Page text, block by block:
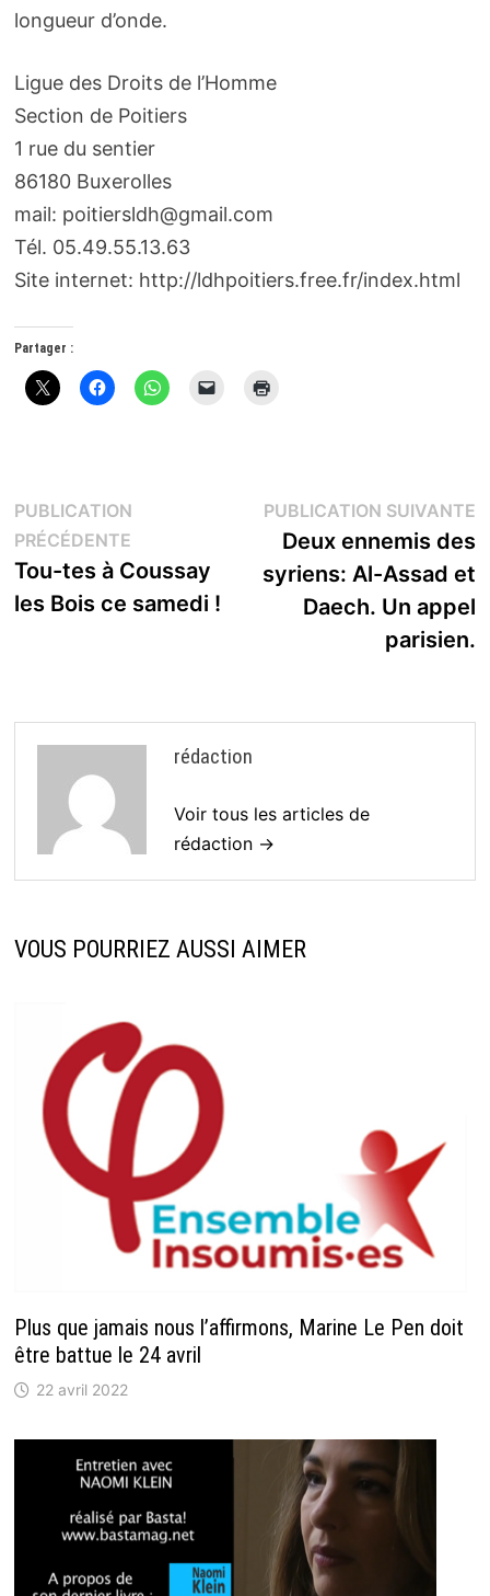
longueur d’onde.
Ligue des Droits de l’Homme
Section de Poitiers
1 rue du sentier
86180 Buxerolles
mail: poitiersldh@gmail.com
Tél. 05.49.55.13.63
Site internet: http://ldhpoitiers.free.fr/index.html
Partager :
Navigation
de
l’article
PUBLICATION
PRÉCÉDENTEPublication
précédente :
Tou-tes à Coussay
les Bois ce samedi !
PUBLICATION SUIVANTE
Deux ennemis des
syriens: Al-Assad et
Daech. Un appel
parisien.
rédaction
Voir tous les articles de
rédaction →
VOUS POURRIEZ AUSSI AIMER
Plus que jamais nous l’affirmons, Marine Le Pen doit
être battue le 24 avril
22 avril 2022